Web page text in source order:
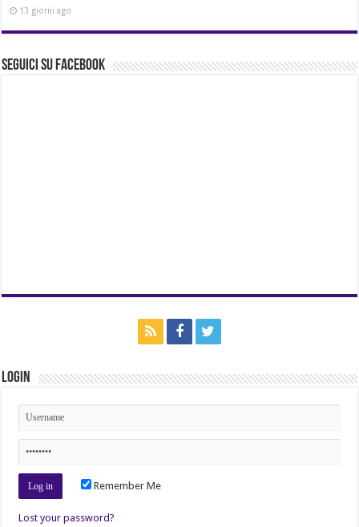
13 giorni ago
Seguici su Facebook
Login
Remember Me
Lost your password?